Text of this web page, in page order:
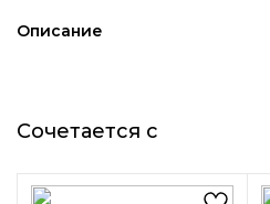
Длина 1:14,5 см
Возраст:Взрослый
Описание
женственный ободок на
и невесомый, он идеально
Сочетается с